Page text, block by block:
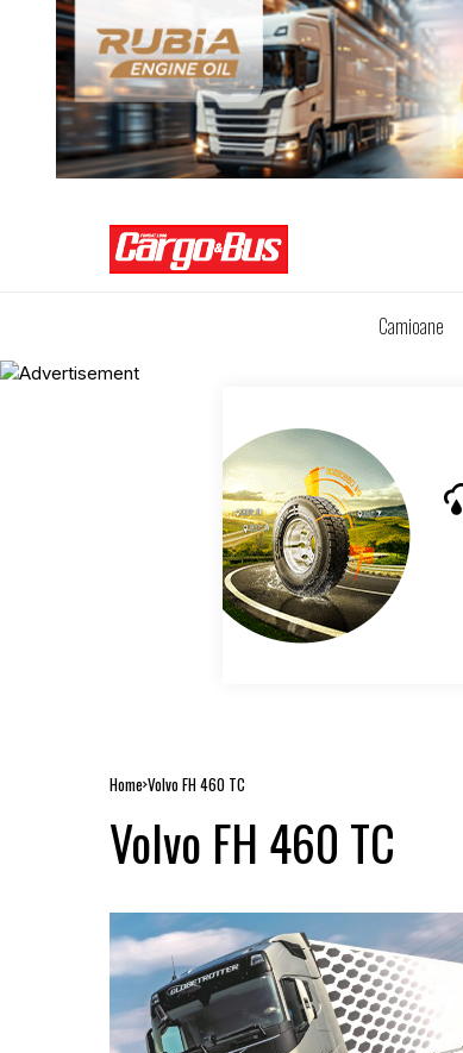
Camioane
Home Volvo FH 460 TC
Volvo FH 460 TC